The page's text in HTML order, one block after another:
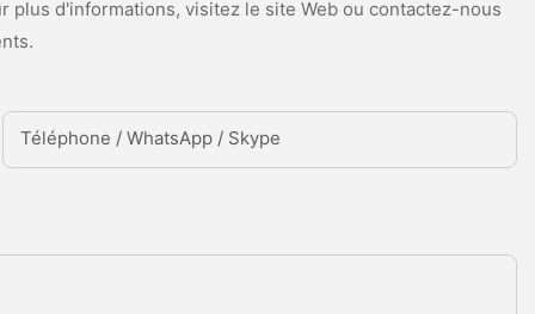
plus d'informations, visitez le site Web ou contactez-nous
Téléphone / WhatsApp / Skype